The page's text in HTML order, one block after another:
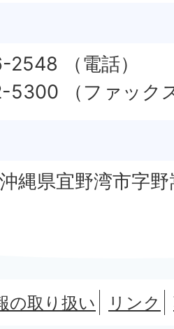
（電話）
（ファック
縄県宜野湾市字
の取り扱い リンク